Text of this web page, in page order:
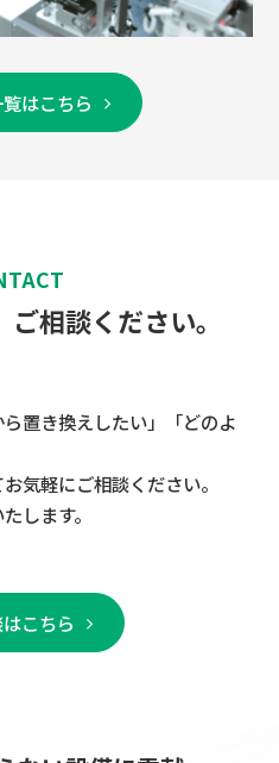
はこちら
相談ください。
ら置き換えしたい」「どのよ
気軽にご相談ください。
します。
こちら